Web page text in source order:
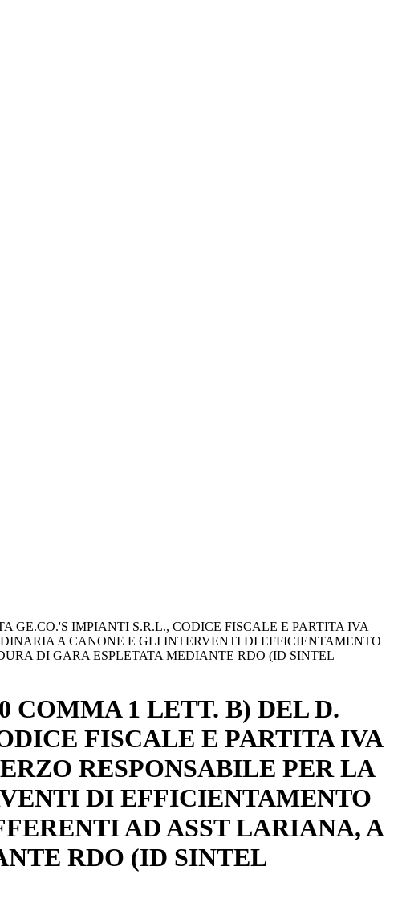
GE.CO.'S IMPIANTI S.R.L., CODICE FISCALE E PARTITA IVA
A CANONE E GLI INTERVENTI DI EFFICIENTAMENTO
DI GARA ESPLETATA MEDIANTE RDO (ID SINTEL
1 LETT. B) DEL D.
FISCALE E PARTITA IVA
RESPONSABILE PER LA
DI EFFICIENTAMENTO
AD ASST LARIANA, A
RDO (ID SINTEL